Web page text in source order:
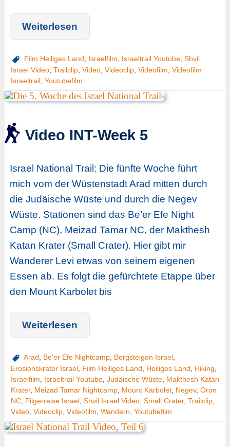
Weiterlesen
Film Heiliges Land Israelfilm Israeltrail Youtube, Shvil
Israel Video, Trailclip, Video, Videoclip, Videofilm Videofilm
Israeltrail, Youtubefilm
Video INT-Week 5
Israel National Trail: Die fünfte Woche führt
mich vom der Wüstenstadt Arad mitten durch
die Judäische Wüste und durch die Negev
Wüste. Stationen sind das Be’er Efe Night
Camp (NC), Meizad Tamar NC, der Makthesh
Katan Krater (Small Crater). Hier gibt mir
Wanderer Levi etwas von seinem eigenen
Essen ab. Es folgt die gefürchtete Etappe über
den Mount Karbolet bis
Weiterlesen
Arad Be'er Efe Nightcamp, Bergsteigen Israel,
Erosionskrater Israel, Film Heiliges Land Heiliges Land Hiking
Israelfilm
Israeltrail Youtube, Judäische Wüste, Makthesh Katan
Krater, Meizad Tamar Nightcamp, Mount Karbolet, Negev, Oron
NC, Pilgerreise Israel, Shvil Israel Video, Small Crater, Trailclip,
Video, Videoclip, Videofilm Wandern Youtubefilm